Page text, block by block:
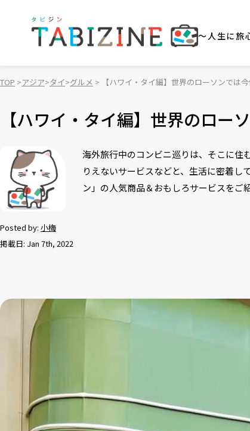
～人生に旅
TOP アジア タイ グルメ 【ハワイ・タイ編】世界のローソンでは
【ハワイ・タイ編】世界のロー
Posted by: 小梅
掲載日: Jan 7th, 2022
海外旅行中のコンビニ巡りは、そこに住
りえないサービスなどと、生活に密着
ン」の人気商品＆おもしろサービスをご